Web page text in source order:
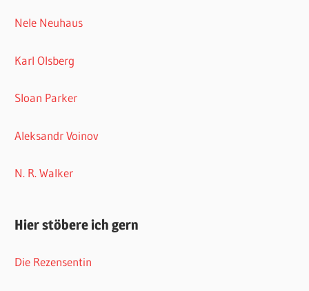
Nele Neuhaus
Karl Olsberg
Sloan Parker
Aleksandr Voinov
N. R. Walker
Hier stöbere ich gern
Die Rezensentin